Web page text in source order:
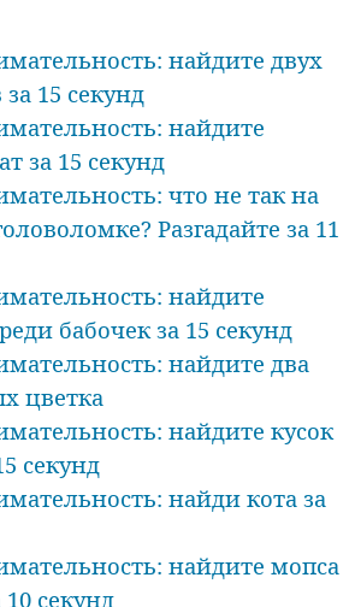
найдите двух
15 секунд
найдите
за 15 секунд
что не так на
Разгадайте за 11
найдите
бабочек за 15 секунд
найдите два
цветка
найдите кусок
секунд
найди кота за
найдите мопса
10 секунд